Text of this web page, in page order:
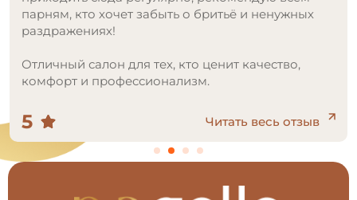
5 Читать весь отзыв